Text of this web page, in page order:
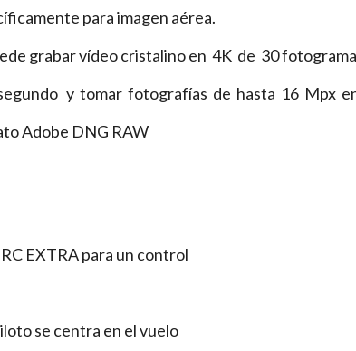
imagen aérea.
cristalino en 4K de 30
fotografías de hasta 16 Mpx
DNG RAW
EXTRA para un control
se centra en el vuelo